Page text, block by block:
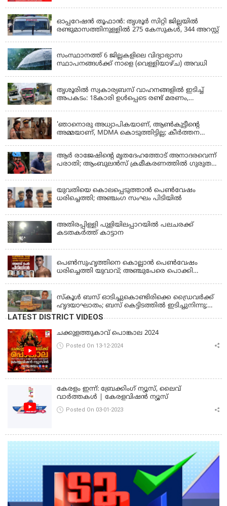
ഓപ്പറേഷൻ തൂഫാൻ: തൃശൂർ സിറ്റി ജില്ലയിൽ
രണ്ടുമാസത്തിനുള്ളിൽ 275 കേസുകൾ, 344 അറസ്റ്റ്
സംസ്ഥാനത്ത് 6 ജില്ലകളിലെ വിദ്യാഭ്യാസ
സ്ഥാപനങ്ങൾക്ക് നാളെ (വെള്ളിയാഴ്ച) അവധി
തൃശൂരിൽ സ്വകാര്യബസ് വാഹനങ്ങളില്‍ ഇടിച്ച്
അപകടം: 18കാരി ഉൾപ്പെടെ രണ്ട് മരണം,
'ഞാനൊരു അധ്യാപികയാണ്, ആണ്‍കുട്ടീന്റെ
അമ്മയാണ്‌, MDMA കൊടുത്തിട്ടില്ല; കീർത്തന
ആര്‍ രാജേഷിന്റെ മൃതദേഹത്തോട് അനാദരവെന്ന്
പരാതി; ആംബുലന്‍സ് ക്രമീകരണത്തില്‍ ഗുരുതര
ഫ്രീസര്‍ സംവിധാനം ഇല്ലാതെയെന്നും ആരോപണം
യുവതിയെ കൊലപ്പെടുത്താൻ പെൺവേഷം
ധരിച്ചെത്തി; അഞ്ചംഗ സംഘം പിടിയിൽ
അതിരപ്പിള്ളി പുളിയിലപ്പാറയിൽ പലചരക്ക്
കടതകർത്ത് കാട്ടാന
പെണ്‍സുഹൃത്തിനെ കൊല്ലാന്‍ പെണ്‍വേഷം
ധരിച്ചെത്തി യുവാവ്; അഞ്ചുപേരെ പൊക്കി
സ്കൂൾ ബസ് ഓടിച്ചുകൊണ്ടിരിക്കെ ഡ്രൈവർക്ക്
ഹൃദയാഘാതം; ബസ് കെട്ടിടത്തിൽ ഇടിച്ചുനിന്നു;
ഡ്രൈവർ മരിച്ചു, രണ്ട് കുട്ടികൾക്ക് പരിക്ക്
LATEST DISTRICT VIDEOS
ചക്കുളത്തുകാവ് പൊങ്കാല 2024
Posted On 13-12-2024
കേരളം ഇന്ന്: ബ്രേക്കിംഗ് ന്യൂസ്, ലൈവ്
വാർത്തകൾ | കേരളവിഷൻ ന്യൂസ്
Posted On 03-01-2023